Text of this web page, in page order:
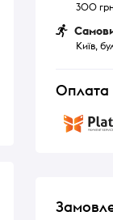
300
Київ,
Оплата